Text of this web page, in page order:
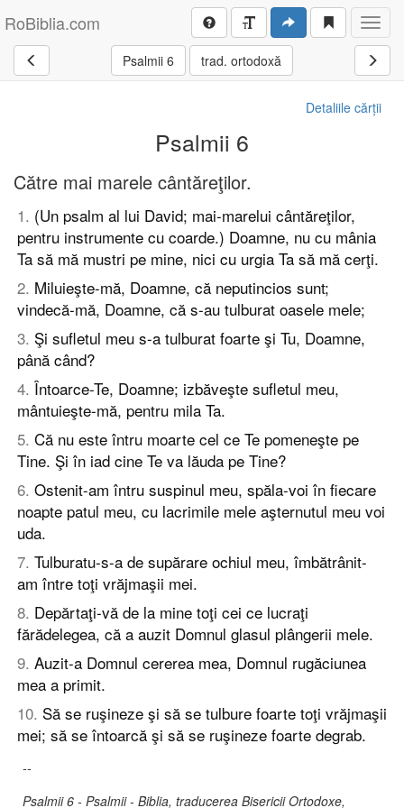
RoBiblia.com
Psalmii 6 trad. ortodoxă
Detaliile cărții
Psalmii 6
Către mai marele cântăreţilor.
1. (Un psalm al lui David; mai-marelui cântăreţilor,
pentru instrumente cu coarde.) Doamne, nu cu mânia
Ta să mă mustri pe mine, nici cu urgia Ta să mă cerţi.
2. Miluieşte-mă, Doamne, că neputincios sunt;
vindecă-mă, Doamne, că s-au tulburat oasele mele;
3. Şi sufletul meu s-a tulburat foarte şi Tu, Doamne,
până când?
4. Întoarce-Te, Doamne; izbăveşte sufletul meu,
mântuieşte-mă, pentru mila Ta.
5. Că nu este întru moarte cel ce Te pomeneşte pe
Tine. Şi în iad cine Te va lăuda pe Tine?
6. Ostenit-am întru suspinul meu, spăla-voi în fiecare
noapte patul meu, cu lacrimile mele aşternutul meu voi
uda.
7. Tulburatu-s-a de supărare ochiul meu, îmbătrânit-
am între toţi vrăjmaşii mei.
8. Depărtaţi-vă de la mine toţi cei ce lucraţi
fărădelegea, că a auzit Domnul glasul plângerii mele.
9. Auzit-a Domnul cererea mea, Domnul rugăciunea
mea a primit.
10. Să se ruşineze şi să se tulbure foarte toţi vrăjmaşii
mei; să se întoarcă şi să se ruşineze foarte degrab.
--
Psalmii 6 - Psalmii - Biblia, traducerea Bisericii Ortodoxe,